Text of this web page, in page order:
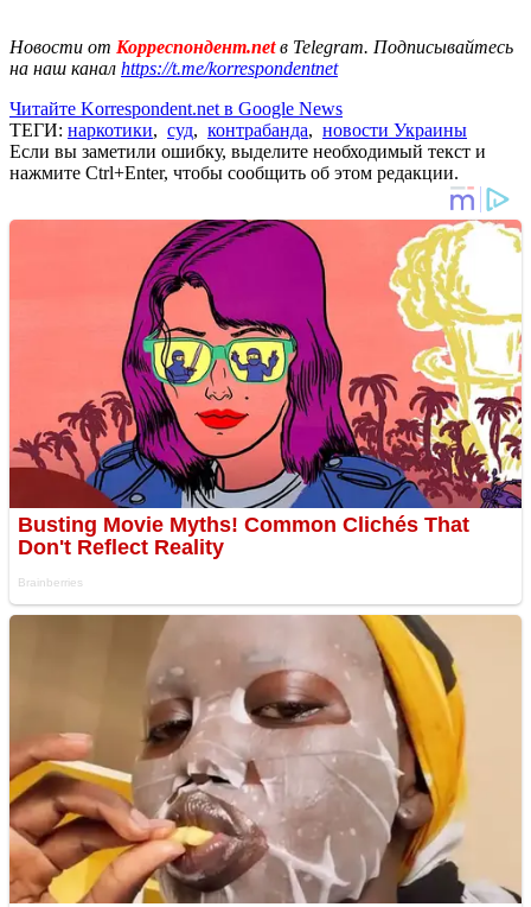
Новости от Корреспондент.netв Telegram. Подписывайтесь
на наш канал https://t.me/korrespondentnet
Читайте Korrespondent.net в Google News
ТЕГИ: наркотики, суд, контрабанда, новости Украины
Если вы заметили ошибку, выделите необходимый текст и
нажмите Ctrl+Enter, чтобы сообщить об этом редакции.